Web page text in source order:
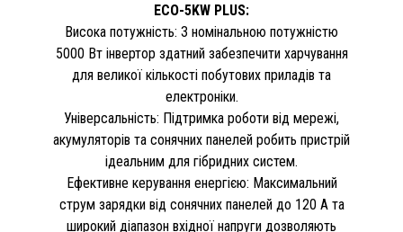
ECO-5KW PLUS:
Висока потужність: З номінальною потужністю
5000 Вт інвертор здатний забезпечити харчування
для великої кількості побутових приладів та
електроніки.
Універсальність: Підтримка роботи від мережі,
акумуляторів та сонячних панелей робить пристрій
ідеальним для гібридних систем.
Ефективне керування енергією: Максимальний
струм зарядки від сонячних панелей до 120 А та
широкий діапазон вхідної напруги дозволяють